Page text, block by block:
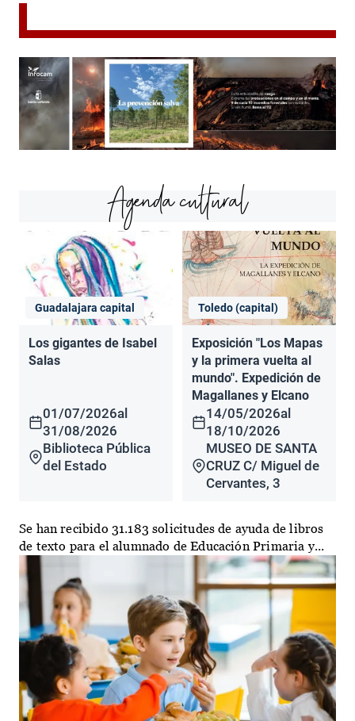
Agenda cultural
Guadalajara capital
Los gigantes de Isabel
Salas
01/07/2026al
31/08/2026
Biblioteca Pública
del Estado
Toledo (capital)
Exposición "Los Mapas
y la primera vuelta al
mundo". Expedición de
Magallanes y Elcano
14/05/2026al
18/10/2026
MUSEO DE SANTA
CRUZ C/ Miguel de
Cervantes, 3
Se han recibido 31.183 solicitudes de ayuda de libros
de texto para el alumnado de Educación Primaria y...